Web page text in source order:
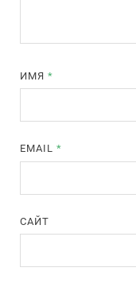
ИМЯ*
EMAIL*
САЙТ